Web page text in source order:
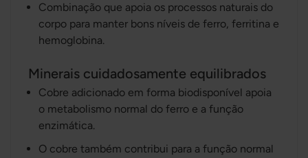
Combinação que apoia os processos naturais do
corpo para manter bons níveis de ferro, ferritina e
hemoglobina.
Minerais cuidadosamente equilibrados
Cobre adicionado em forma biodisponível apoia
o metabolismo normal do ferro e a função
enzimática.
O cobre também contribui para a função normal